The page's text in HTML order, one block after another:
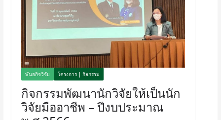
พันธกิจวิจัย โครงการ | กิจกรรม
กิจกรรมพัฒนานักวิจัยให้เป็นนัก
วิจัยมืออาชีพ – ปีงบประมาณ